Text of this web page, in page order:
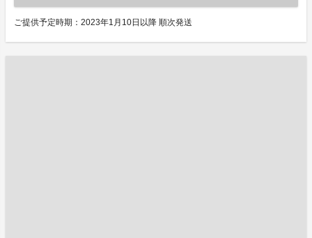
ご提供予定時期：2023年1月10日以降 順次発送